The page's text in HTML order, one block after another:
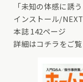
「未知の体感に誘
インストール/
本誌 142ページ
詳細はコチラをご